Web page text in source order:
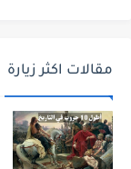
مقالات اكثر زيارة